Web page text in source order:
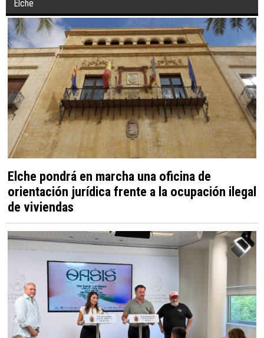
Elche
Elche pondrá en marcha una oficina de
orientación jurídica frente a la ocupación ilegal
de viviendas